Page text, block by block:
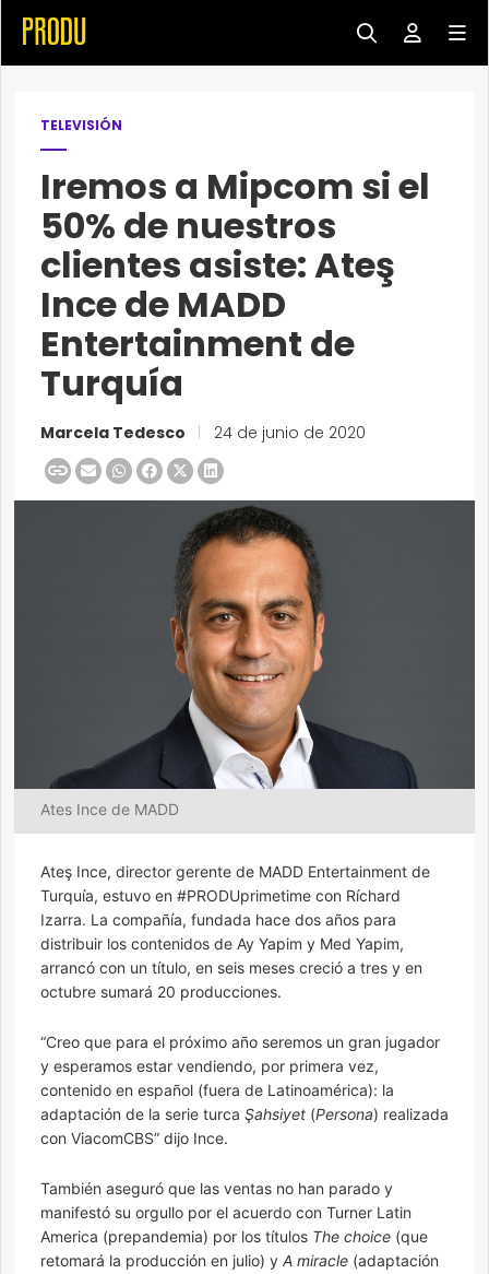
TELEVISIÓN
Iremos a Mipcom si el
50% de nuestros
clientes asiste: Ateş
Ince de MADD
Entertainment de
Turquía
Marcela Tedesco 24 de junio de 2020
Ates Ince de MADD
Ateş Ince, director gerente de MADD Entertainment de
Turquía, estuvo en #PRODUprimetime con Ríchard
Izarra. La compañía, fundada hace dos años para
distribuir los contenidos de Ay Yapim y Med Yapim,
arrancó con un título, en seis meses creció a tres y en
octubre sumará 20 producciones.
“Creo que para el próximo año seremos un gran jugador
y esperamos estar vendiendo, por primera vez,
contenido en español (fuera de Latinoamérica): la
adaptación de la serie turca Şahsiyet (Persona) realizada
con ViacomCBS” dijo Ince.
También aseguró que las ventas no han parado y
manifestó su orgullo por el acuerdo con Turner Latin
America (prepandemia) por los títulos The choice (que
retomará la producción en julio) y A miracle (adaptación